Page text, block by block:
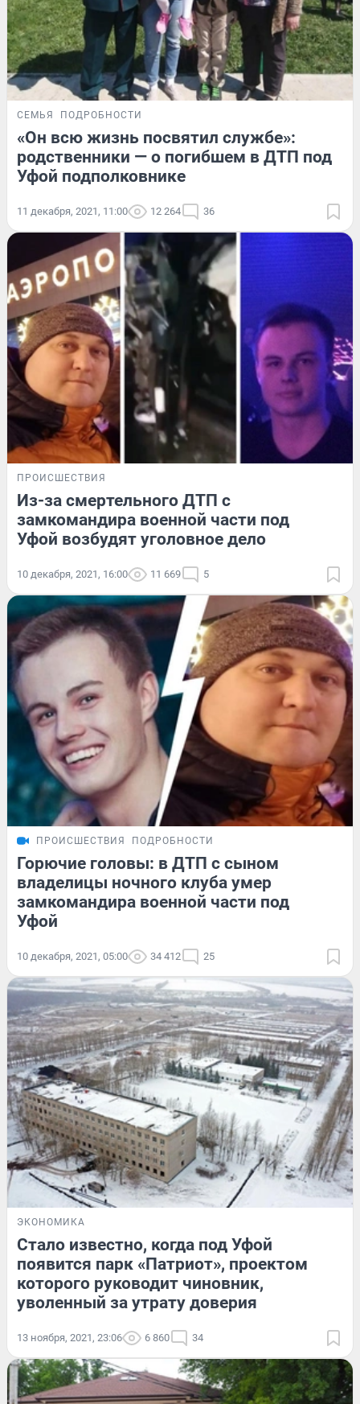
СЕМЬЯ ПОДРОБНОСТИ
«Он всю жизнь посвятил службе»:
родственники — о погибшем в ДТП под
Уфой подполковнике
11 декабря, 2021, 11:00 12 264 36
ПРОИСШЕСТВИЯ
Из-за смертельного ДТП с
замкомандира военной части под
Уфой возбудят уголовное дело
10 декабря, 2021, 16:00 11 669 5
ПРОИСШЕСТВИЯ ПОДРОБНОСТИ
Горючие головы: в ДТП с сыном
владелицы ночного клуба умер
замкомандира военной части под
Уфой
10 декабря, 2021, 05:00 34 412 25
ЭКОНОМИКА
Стало известно, когда под Уфой
появится парк «Патриот», проектом
которого руководит чиновник,
уволенный за утрату доверия
13 ноября, 2021, 23:06 6 860 34